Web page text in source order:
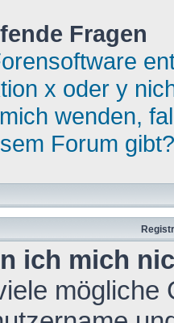
Fragen
x oder y
wenden,
Forum gibt?
ich mich